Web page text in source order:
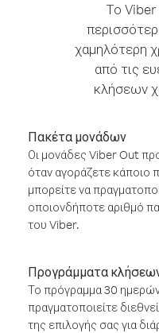
Το Viber
χαμηλότερη
από τις
κλήσεων
Πακέτα μονάδων
Οι μονάδες Viber Out
όταν αγοράζετε κάποιο
μπορείτε να
οποιονδήποτε αριθμό
του Viber.
Προγράμματα
Το πρόγραμμα 30
πραγματοποιείτε
της επιλογής σας για